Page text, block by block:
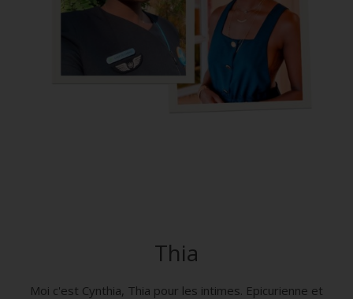
Thia
Moi c'est Cynthia, Thia pour les intimes. Epicurienne et